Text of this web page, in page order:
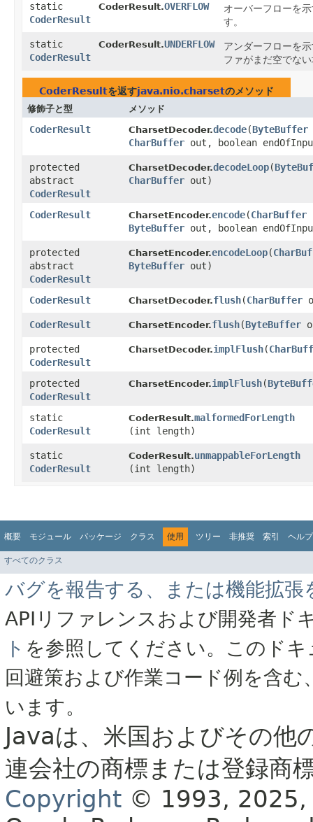
static
CoderResult
CoderResult.OVERFLOW
オーバーフローを
す。
static
CoderResult
CoderResult.UNDERFLOW
アンダーフローを
ファがまだ空でな
CoderResultを返すjava.nio.charsetのメソッド
修飾子と型 メソッド
CoderResult CharsetDecoder.decode​(ByteBuffer
CharBuffer out, boolean
protected
abstract
CoderResult
CharsetDecoder.decodeLoop​(
CharBuffer out)
CoderResult CharsetEncoder.encode​(CharBuffer
ByteBuffer out, boolean
protected
abstract
CoderResult
CharsetEncoder.encodeLoop​(
ByteBuffer out)
CoderResult CharsetDecoder.flush​(CharBuffer
CoderResult CharsetEncoder.flush​(ByteBuffer
protected
CoderResult
CharsetDecoder.implFlush​(
protected
CoderResult
CharsetEncoder.implFlush​(
static
CoderResult
CoderResult.malformedForLength
(int length)
static
CoderResult
CoderResult.unmappableForLength
(int length)
概要 モジュール パッケージ クラス 使用 ツリー 非推奨 索引 ヘルプ
すべてのクラス
バグを報告する、または機能拡張
APIリファレンスおよび開発者ド
ト を参照してください。このド
回避策および作業コード例を含
います。
Javaは、米国およびその
連会社の商標または登録商
Copyright © 1993, 2025,